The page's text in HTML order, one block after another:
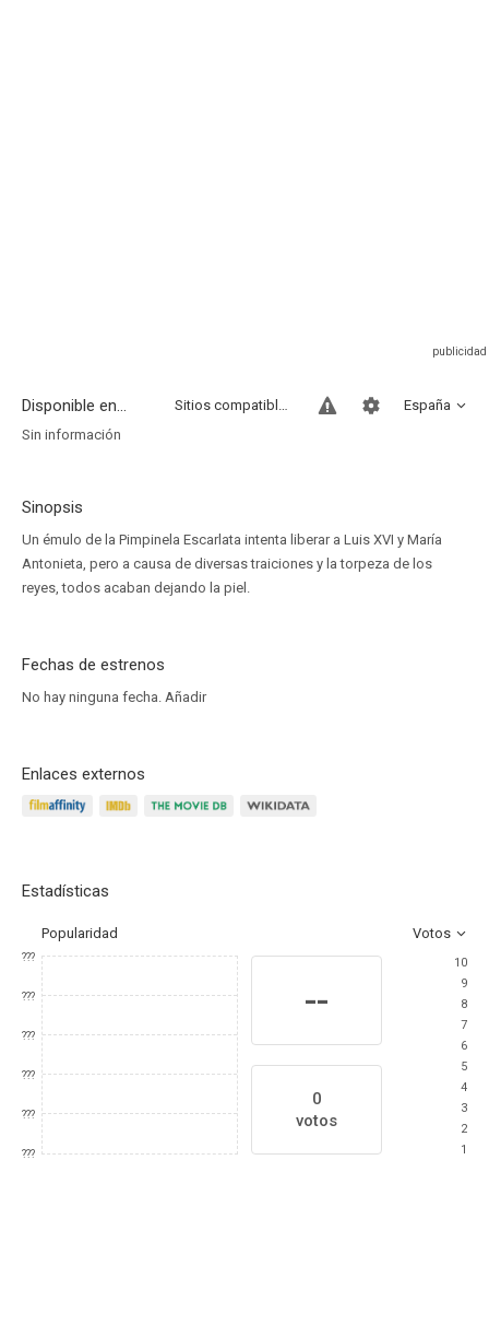
Disponible en... España
Sitios compatibles
Sin información
Sinopsis
Un émulo de la Pimpinela Escarlata intenta liberar a Luis XVI y María
Antonieta, pero a causa de diversas traiciones y la torpeza de los
reyes, todos acaban dejando la piel.
Fechas de estrenos
No hay ninguna fecha. Añadir
Enlaces externos
Estadísticas
Popularidad Votos
???
???
???
???
???
???
--
0
votos
10
9
8
7
6
5
4
3
2
1